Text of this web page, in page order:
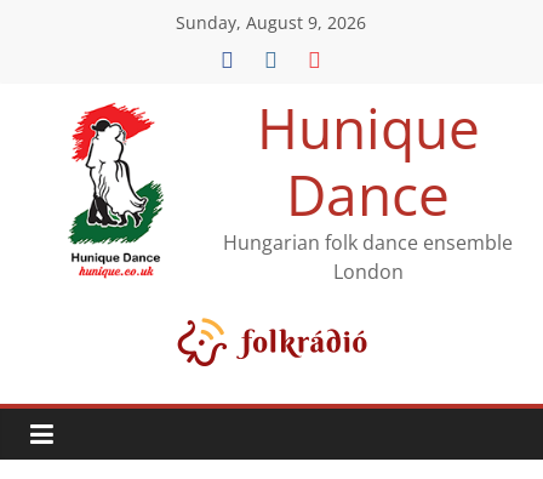
Sunday, August 9, 2026
Hunique
Dance
Hungarian folk dance ensemble
London